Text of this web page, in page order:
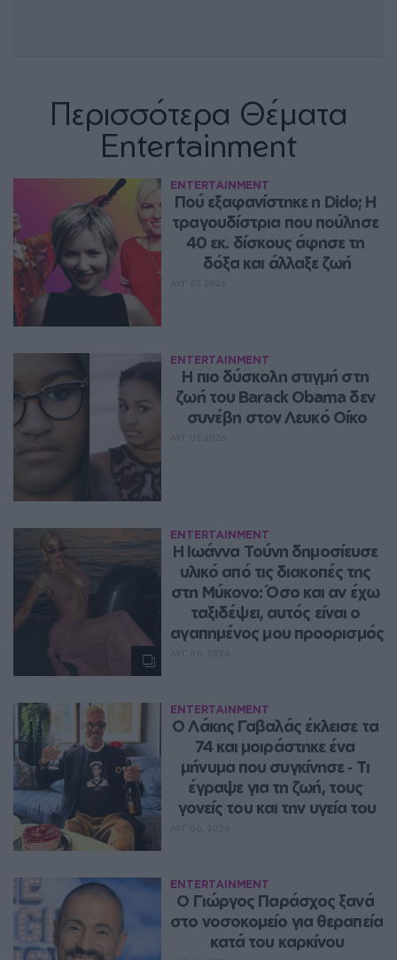
Περισσότερα Θέματα
Entertainment
ENTERTAINMENT
Πού εξαφανίστηκε η Dido; Η
τραγουδίστρια που πούλησε
40 εκ. δίσκους άφησε τη
δόξα και άλλαξε ζωή
ENTERTAINMENT
Η πιο δύσκολη στιγμή στη
ζωή του Barack Obama δεν
συνέβη στον Λευκό Οίκο
ENTERTAINMENT
Η Ιωάννα Τούνη δημοσίευσε
υλικό από τις διακοπές της
στη Μύκονο: Όσο και αν έχω
ταξιδέψει, αυτός είναι ο
αγαπημένος μου προορισμός
ENTERTAINMENT
Ο Λάκης Γαβαλάς έκλεισε τα
74 και μοιράστηκε ένα
μήνυμα που συγκίνησε ‑ Τι
έγραψε για τη ζωή, τους
γονείς του και την υγεία του
ENTERTAINMENT
O Γιώργος Παράσχος ξανά
στο νοσοκομείο για θεραπεία
κατά του καρκίνου